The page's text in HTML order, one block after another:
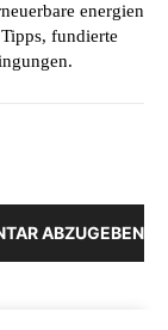
energien
fundierte
ABZUGEBEN